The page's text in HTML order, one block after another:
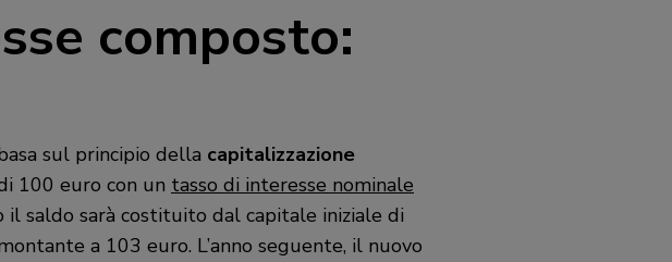
composto:
sul principio della capitalizzazione
100 euro con un tasso di interesse nominale
saldo sarà costituito dal capitale iniziale di
a 103 euro. L’anno seguente, il nuovo